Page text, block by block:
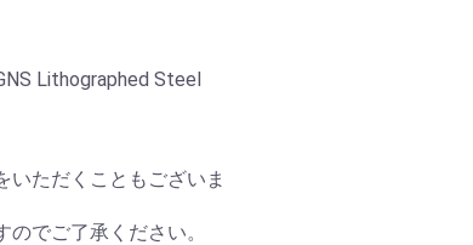
Lithographed Steel
いただくこともございま
でご了承ください。